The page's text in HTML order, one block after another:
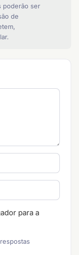
poderão ser
de
para a